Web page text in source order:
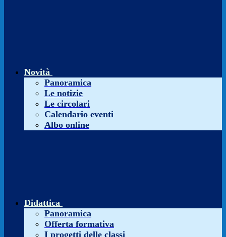
Novità
Panoramica
Le notizie
Le circolari
Calendario eventi
Albo online
Didattica
Panoramica
Offerta formativa
I progetti delle classi